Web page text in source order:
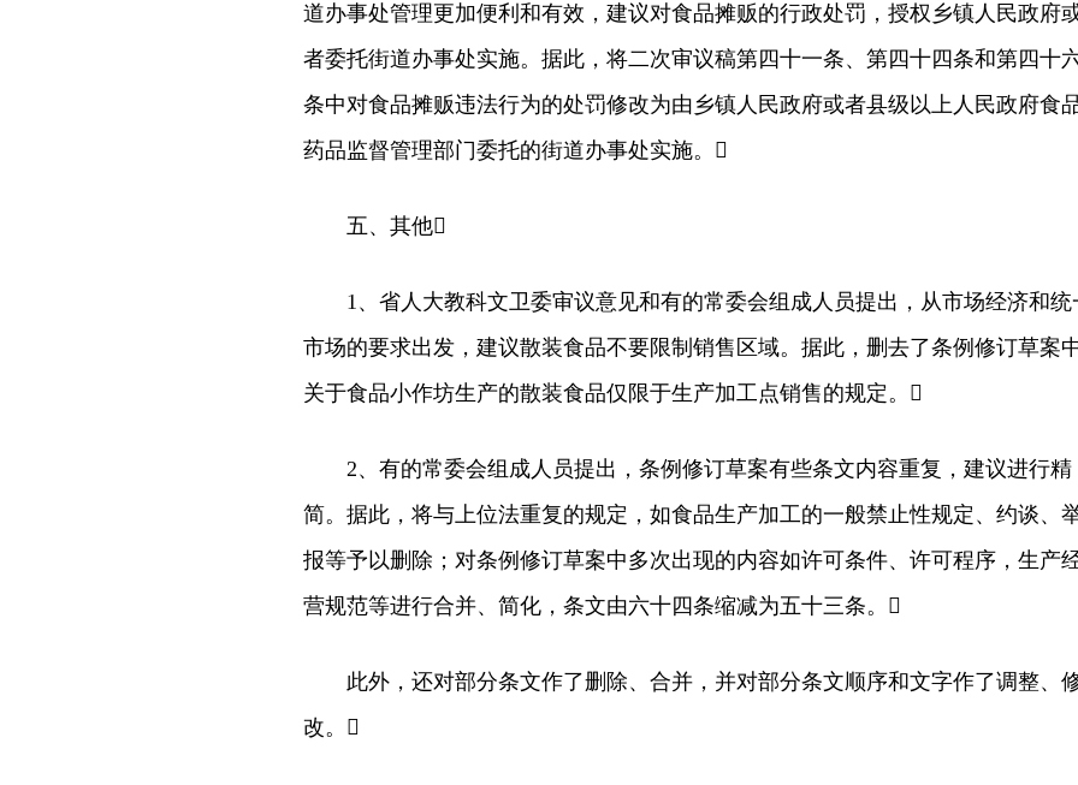
道办事处管理更加便利和有效，建议对食品摊贩的行政处罚，授权乡镇人民政府
者委托街道办事处实施。据此，将二次审议稿第四十一条、第四十四条和第四十
条中对食品摊贩违法行为的处罚修改为由乡镇人民政府或者县级以上人民政府食
药品监督管理部门委托的街道办事处实施。
五、其他
1、省人大教科文卫委审议意见和有的常委会组成人员提出，从市场经济和统
市场的要求出发，建议散装食品不要限制销售区域。据此，删去了条例修订草案
关于食品小作坊生产的散装食品仅限于生产加工点销售的规定。
2、有的常委会组成人员提出，条例修订草案有些条文内容重复，建议进行精
简。据此，将与上位法重复的规定，如食品生产加工的一般禁止性规定、约谈、
报等予以删除；对条例修订草案中多次出现的内容如许可条件、许可程序，生产
营规范等进行合并、简化，条文由六十四条缩减为五十三条。
此外，还对部分条文作了删除、合并，并对部分条文顺序和文字作了调整、
改。